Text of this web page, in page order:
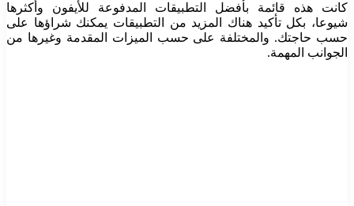
كانت هذه قائمة بأفضل التطبيقات المدفوعة للأيفون وأكثرها
شيوعا، بكل تأكيد هناك المزيد من التطبيقات يمكنك شراؤها على
حسب حاجتك. والمختلفة على حسب الميزات المقدمة وغيرها من
الجوانب المهمة.